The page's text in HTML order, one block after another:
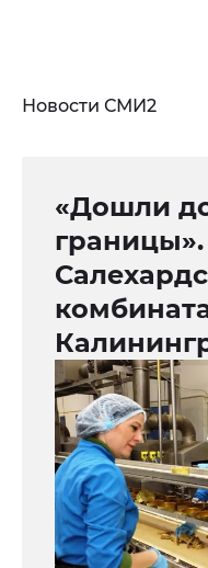
Новости СМИ2
«Дошли